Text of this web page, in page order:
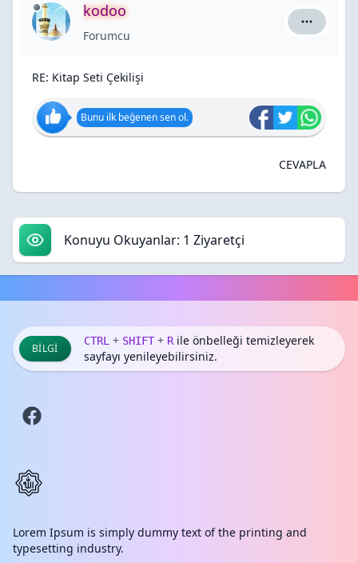
kodoo
Forumcu kodoo
RE: Kitap Seti Çekilişi
Bunu ilk beğenen sen ol.
CEVAPLA
Konuyu Okuyanlar: 1 Ziyaretçi
BILGI
CTRL + SHIFT + Rile önbelleği temizleyerek
sayfayı yenileyebilirsiniz.
Lorem Ipsum is simply dummy text of the printing and
typesetting industry.